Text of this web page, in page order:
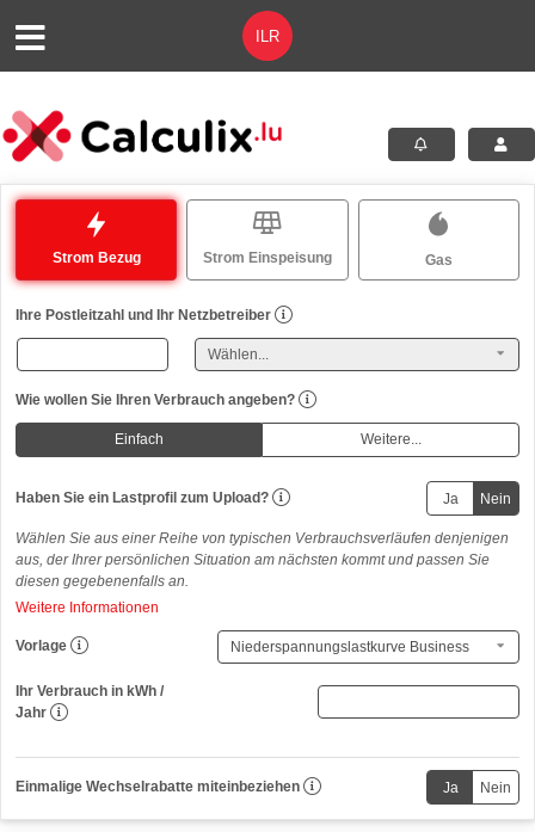
Strom Bezug Strom Einspeisung Gas
Ihre Postleitzahl und Ihr Netzbetreiber
Wie wollen Sie Ihren Verbrauch angeben?
Einfach Weitere...
Haben Sie ein Lastprofil zum Upload?
Wählen Sie aus einer Reihe von typischen Verbrauchsverläufen denjenigen
aus, der Ihrer persönlichen Situation am nächsten kommt und passen Sie
diesen gegebenenfalls an.
Weitere Informationen
Vorlage
Ihr Verbrauch in kWh /
Jahr (
n
Einmalige Wechselrabatte miteinbeziehen